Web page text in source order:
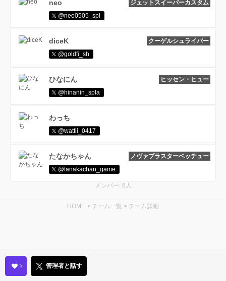
neo
ジェットスイーパーカスタム
@neo0505_spl
diceK
クーゲルシュライバー
@goldfi_sh
ひなにん
ヒッセン・ヒュー
@hinanin_spla
わっち
@wattii_0417
たなかちゃん
ノヴァブラスターベッチュー
@tanakachan_game
メンバー: 6人
HOME > チーム一覧 > チーム詳細
5 管理者と話す